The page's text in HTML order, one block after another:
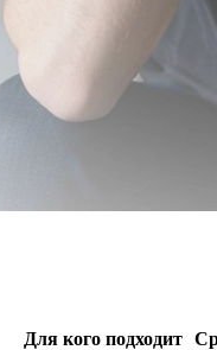
Для кого подходит